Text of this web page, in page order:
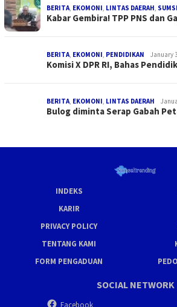
BERITA EKOMONI LINTAS DAERAH
Kabar Gembira! TPP PNS dan
BERITA EKOMONI PENDIDIKAN January
Komisi X DPR RI, Bahas
BERITA EKOMONI LINTAS DAERAH
Bulog diminta Serap Gabah
INDEKS
KARIR
PRIVACY POLICY
TENTANG KAMI
FORM PENGADUAN
SOCIAL NETWORK
Facebook